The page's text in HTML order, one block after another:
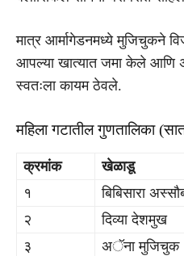
मात्र आर्मागेडनमध्ये मुजिचुकने
आपल्या खात्यात जमा केले आणि
स्वतःला कायम ठेवले.
महिला गटातील गुणतालिका
क्रमांक खेळाडू
१
बिबिसारा
२
दिव्या देशमुख
३
अॅना मुजिचुक